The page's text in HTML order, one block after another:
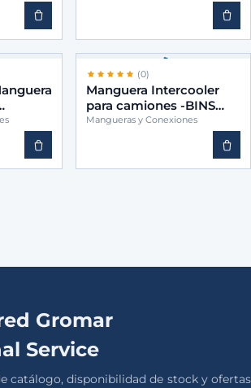
(0)
Manguera Intercooler
para camiones -BINS
488368
Mangueras y Conexiones
Gromar
Service
catálogo, disponibilidad de stock y ofertas